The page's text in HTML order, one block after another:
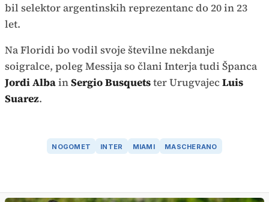
bil selektor argentinskih reprezentanc do 20 in 23
let.
Na Floridi bo vodil svoje številne nekdanje
soigralce, poleg Messija so člani Interja tudi Španca
Jordi AlbainSergio Busquetster UrugvajecLuis
Suarez.
NOGOMET INTER MIAMI MASCHERANO